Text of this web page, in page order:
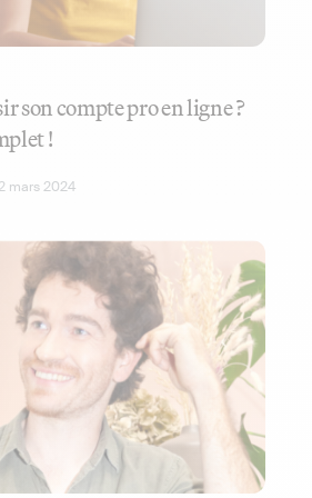
son compte pro en ligne ?
!
mars 2024